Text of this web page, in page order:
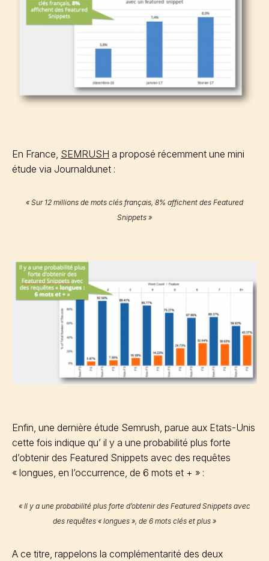
En France, SEMRUSH a proposé récemment une mini
étude via Journaldunet :
« Sur 12 millions de mots clés français, 8% affichent des Featured
Snippets »
Enfin, une dernière étude Semrush, parue aux Etats-Unis
cette fois indique qu’ il y a une probabilité plus forte
d’obtenir des Featured Snippets avec des requêtes
« longues, en l’occurrence, de 6 mots et + » :
« Il y a une probabilité plus forte d’obtenir des Featured Snippets avec
des requêtes « longues », de 6 mots clés et plus »
A ce titre, rappelons la complémentarité des deux